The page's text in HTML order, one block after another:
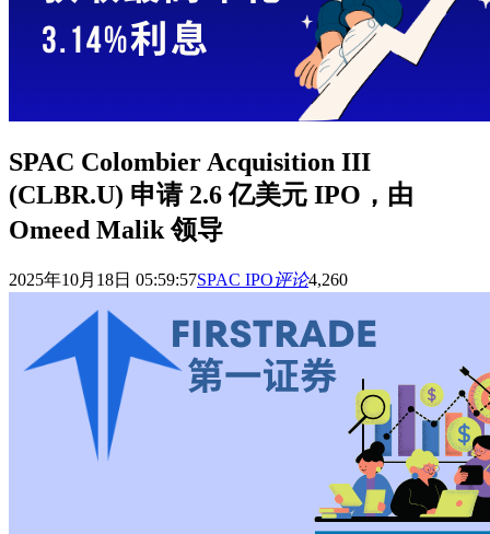
SPAC Colombier Acquisition III
(CLBR.U) 申请 2.6 亿美元 IPO，由
Omeed Malik 领导
2025年10月18日 05:59:57SPAC IPO评论4,260